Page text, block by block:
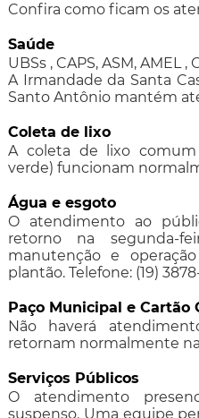
Confira como ficam os
Saúde
UBSs , CAPS, ASM, AMEL
A Irmandade da Santa
Santo Antônio mantém
Coleta de lixo
A coleta de lixo
verde) funcionam
Água e esgoto
O atendimento ao
retorno na segunda-
manutenção e
plantão. Telefone: (19)
Paço Municipal e Cartão
Não haverá
retornam normalmente na
Serviços Públicos
O atendimento
suspenso. Uma equipe